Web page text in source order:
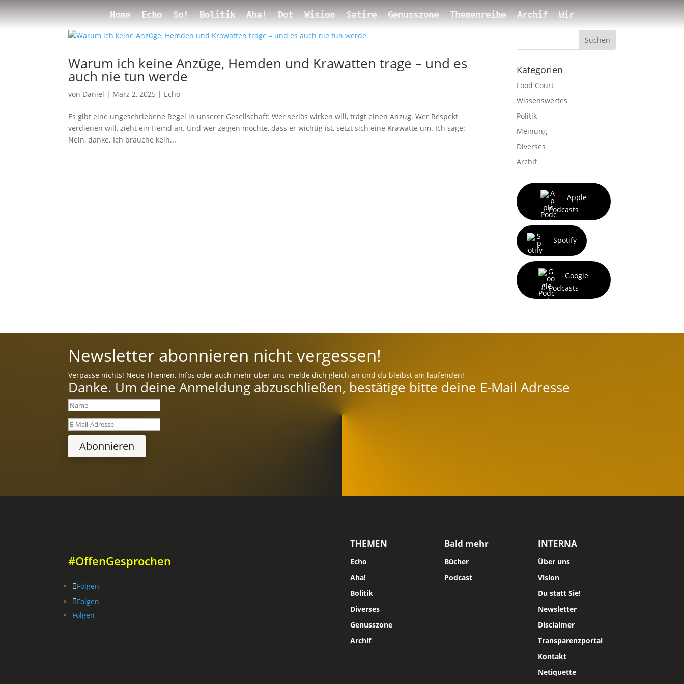
Home Echo So! Bolitik Aha! Dot Wision Satire Genusszone Themenreihe Archif Wir
Warum ich keine Anzüge, Hemden und Krawatten trage – und es
auch nie tun werde
von Daniel | März 2, 2025 | Echo
Es gibt eine ungeschriebene Regel in unserer Gesellschaft: Wer seriös wirken will, trägt einen Anzug. Wer Respekt
verdienen will, zieht ein Hemd an. Und wer zeigen möchte, dass er wichtig ist, setzt sich eine Krawatte um. Ich sage:
Nein, danke. Ich brauche kein...
Suchen
Kategorien
Food Court
Wissenswertes
Politik
Meinung
Diverses
Archif
Apple
Podcasts
Spotify
Google
Podcasts
Newsletter abonnieren nicht vergessen!
Verpasse nichts! Neue Themen, Infos oder auch mehr über uns, melde dich gleich an und du bleibst am laufenden!
Danke. Um deine Anmeldung abzuschließen, bestätige bitte deine E-Mail Adresse
Abonnieren
#OffenGesprochen
Folgen
Folgen
Folgen
THEMEN
Echo
Aha!
Bolitik
Diverses
Genusszone
Archif
Bald mehr
Bücher
Podcast
INTERNA
Über uns
Vision
Du statt Sie!
Newsletter
Disclaimer
Transparenzportal
Kontakt
Netiquette